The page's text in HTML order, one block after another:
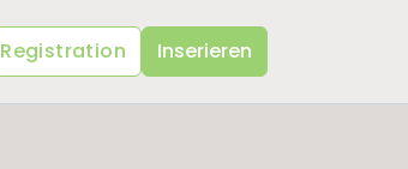
Registration Inserieren